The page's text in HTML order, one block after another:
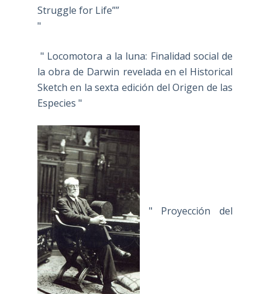
Struggle for Life””
"
" Locomotora a la luna: Finalidad social de
la obra de Darwin revelada en el Historical
Sketch en la sexta edición del Origen de las
Especies "
" Proyección del